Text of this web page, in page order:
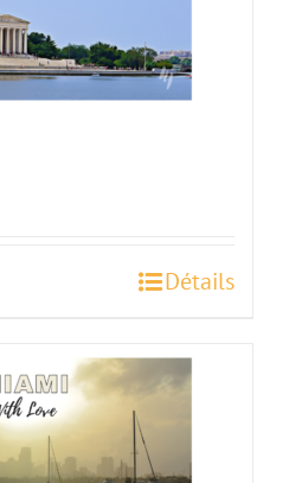
Détails